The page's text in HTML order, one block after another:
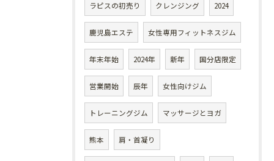
ラピスの初売り クレンジング 2024
鹿児島エステ 女性専用フィットネスジム
年末年始 2024年 新年 国分店限定
営業開始 辰年 女性向けジム
トレーニングジム マッサージとヨガ
熊本 肩・首凝り